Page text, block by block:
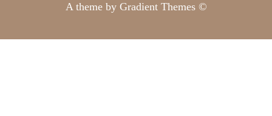
A theme by Gradient Themes ©